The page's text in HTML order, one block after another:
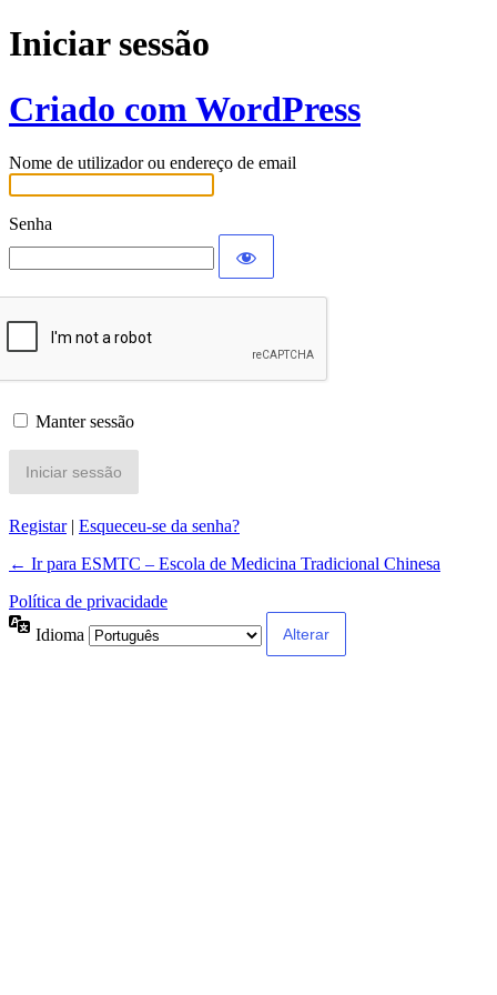
Iniciar sessão
Criado com WordPress
Nome de utilizador ou endereço de email
Senha
Manter sessão
Registar| Esqueceu-se da senha?
← Ir para ESMTC – Escola de Medicina Tradicional Chinesa
Política de privacidade
Idioma